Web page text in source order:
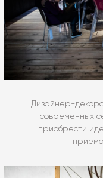
Дизайнер-
современных
приобрести